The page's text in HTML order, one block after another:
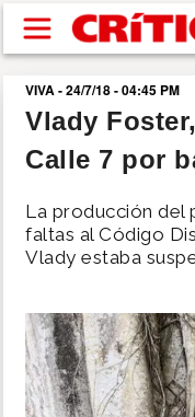
Pasar al contenido
buscar
SUCESOS
NACIONAL
SHOW
DEPORTES
VIVA - 24/7/18 - 04:45 PM
Vlady
Calle 7 por
La producción del
faltas al Código
Vlady estaba